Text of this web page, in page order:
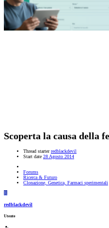
Scoperta la causa della
Thread starter redblackdevil
Start date 28 Agosto 2014
Forums
Ricerca & Futuro
Clonazione, Genetica, Farmaci sperimentali
R
redblackdevil
Utente